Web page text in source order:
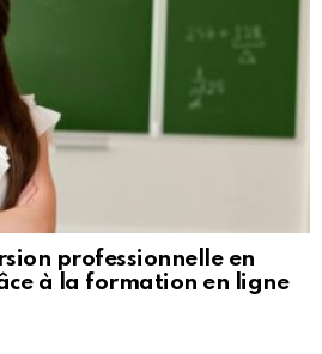
professionnelle en
à la formation en ligne